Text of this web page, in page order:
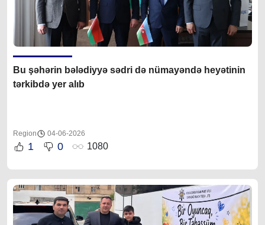
Bu şəhərin bələdiyyə sədri də nümayəndə heyətinin
tərkibdə yer alıb
Region 04-06-2026
1 0 1080